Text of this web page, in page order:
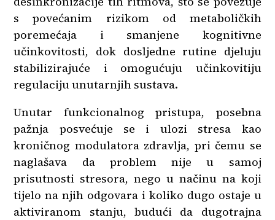
s povećanim rizikom od metaboličkih
poremećaja i smanjene kognitivne
učinkovitosti, dok dosljedne rutine djeluju
stabilizirajuće i omogućuju učinkovitiju
regulaciju unutarnjih sustava.
Unutar funkcionalnog pristupa, posebna
pažnja posvećuje se i ulozi stresa kao
kroničnog modulatora zdravlja, pri čemu se
naglašava da problem nije u samoj
prisutnosti stresora, nego u načinu na koji
tijelo na njih odgovara i koliko dugo ostaje u
aktiviranom stanju, budući da dugotrajna